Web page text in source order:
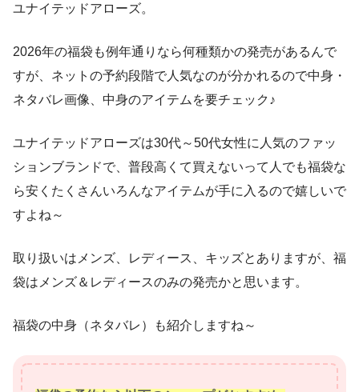
ユナイテッドアローズ。
2026年の福袋も例年通りなら何種類かの発売があるんで
すが、ネットの予約段階で人気なのが分かれるので中身・
ネタバレ画像、中身のアイテムを要チェック♪
ユナイテッドアローズは30代～50代女性に人気のファッ
ションブランドで、普段高くて買えないって人でも福袋な
ら安くたくさんいろんなアイテムが手に入るので嬉しいで
すよね～
取り扱いはメンズ、レディース、キッズとありますが、福
袋はメンズ＆レディースのみの発売かと思います。
福袋の中身（ネタバレ）も紹介しますね～